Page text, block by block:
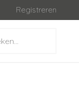
Registreren